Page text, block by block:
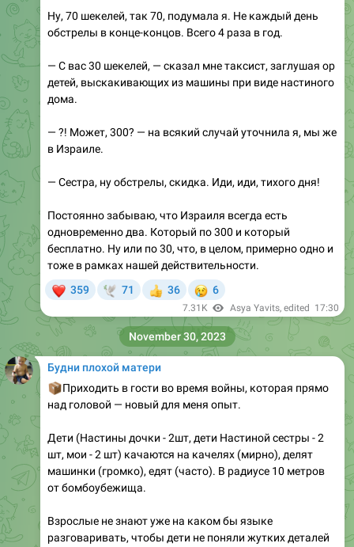
Ну, 70 шекелей, так 70, подумала я. Не каждый день
обстрелы в конце-концов. Всего 4 раза в год.
— С вас 30 шекелей, — сказал мне таксист, заглушая ор
детей, выскакивающих из машины при виде настиного
дома.
— ?! Может, 300? — на всякий случай уточнила я, мы же
в Израиле.
— Сестра, ну обстрелы, скидка. Иди, иди, тихого дня!
Постоянно забываю, что Израиля всегда есть
одновременно два. Который по 300 и который
бесплатно. Ну или по 30, что, в целом, примерно одно и
тоже в рамках нашей действительности.
359 71
👍
36
😢
6
7.31K Asya Yavits, edited 17:30
Будни плохой матери
Приходить в гости во время войны, которая прямо
над головой — новый для меня опыт.
Дети (Настины дочки - 2шт, дети Настиной сестры - 2
шт, мои - 2 шт) качаются на качелях (мирно), делят
машинки (громко), едят (часто). В радиусе 10 метров
от бомбоубежища.
Взрослые не знают уже на каком бы языке
разговаривать, чтобы дети не поняли жутких деталей
November 30, 2023